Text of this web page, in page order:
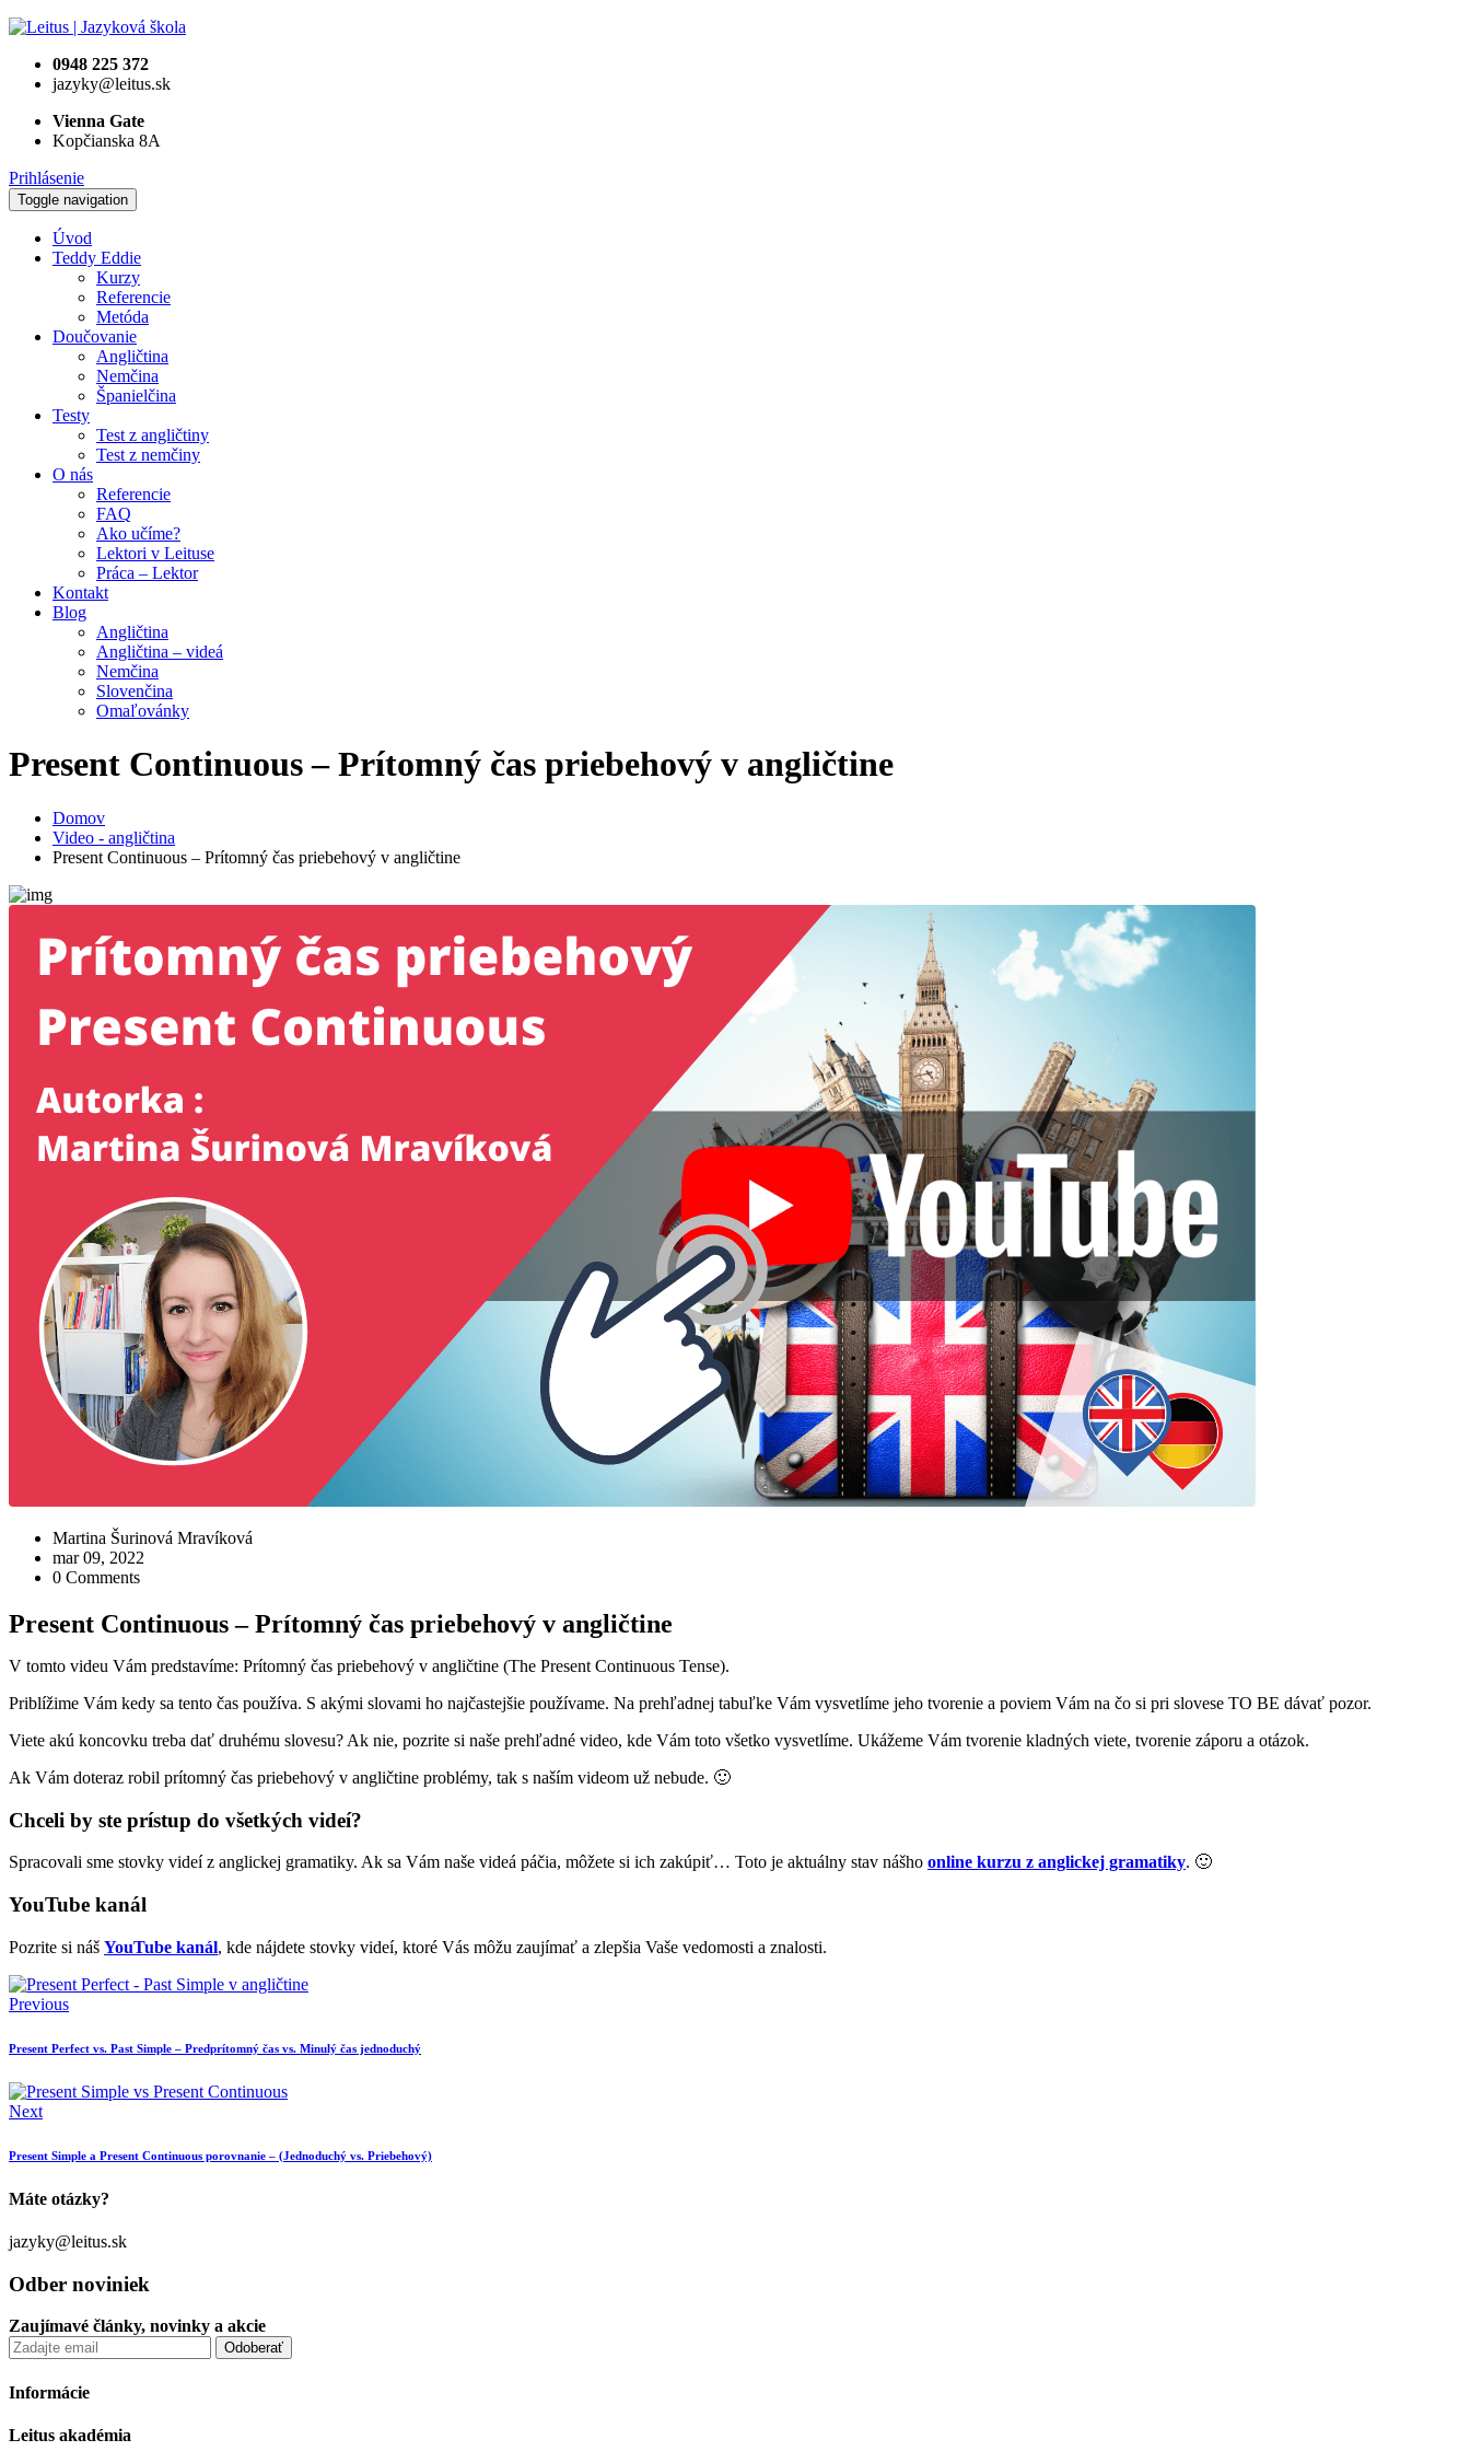
0948 225 372
jazyky@leitus.sk
Vienna Gate
Kopčianska 8A
Prihlásenie
Toggle navigation
Úvod
Teddy Eddie
Kurzy
Referencie
Metóda
Doučovanie
Angličtina
Nemčina
Španielčina
Testy
Test z angličtiny
Test z nemčiny
O nás
Referencie
FAQ
Ako učíme?
Lektori v Leituse
Práca – Lektor
Kontakt
Blog
Angličtina
Angličtina – videá
Nemčina
Slovenčina
Omaľovánky
Present Continuous – Prítomný čas priebehový v angličtine
Domov
Video - angličtina
Present Continuous – Prítomný čas priebehový v angličtine
Martina Šurinová Mravíková
mar 09, 2022
0 Comments
Present Continuous – Prítomný čas priebehový v angličtine
V tomto videu Vám predstavíme: Prítomný čas priebehový v angličtine (The Present Continuous Tense).
Priblížime Vám kedy sa tento čas používa. S akými slovami ho najčastejšie používame. Na prehľadnej tabuľke Vám vysvetlíme jeho tvorenie a poviem Vám na čo si pri slovese TO BE dávať pozor.
Viete akú koncovku treba dať druhému slovesu? Ak nie, pozrite si naše prehľadné video, kde Vám toto všetko vysvetlíme. Ukážeme Vám tvorenie kladných viete, tvorenie záporu a otázok.
Ak Vám doteraz robil prítomný čas priebehový v angličtine problémy, tak s naším videom už nebude. 🙂
Chceli by ste prístup do všetkých videí?
Spracovali sme stovky videí z anglickej gramatiky. Ak sa Vám naše videá páčia, môžete si ich zakúpiť… Toto je aktuálny stav nášho online kurzu z anglickej gramatiky. 🙂
YouTube kanál
Pozrite si náš YouTube kanál, kde nájdete stovky videí, ktoré Vás môžu zaujímať a zlepšia Vaše vedomosti a znalosti.
Previous
Present Perfect vs. Past Simple – Predprítomný čas vs. Minulý čas jednoduchý
Next
Present Simple a Present Continuous porovnanie – (Jednoduchý vs. Priebehový)
Máte otázky?
jazyky@leitus.sk
Odber noviniek
Zaujímavé články, novinky a akcie
Informácie
Leitus akadémia